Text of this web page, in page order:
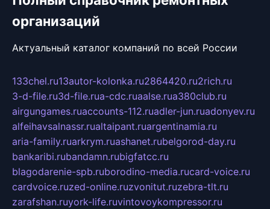
организаций
Актуальный каталог компаний по всей России
133chel.ru13autor-kolonka.ru2864420.ru2rich.ru
3-d-file.ru3d-file.rua-cdc.ruaalse.rua380club.ru
airgungames.ruaccounts-112.ruadler-jun.ruadonyev.ru
alfeihavsalnassr.rualtaipant.ruargentinamia.ru
aria-family.ruarkrym.ruashanet.rubelgorod-day.ru
bankaribi.rubandamn.rubigfatcc.ru
blagodarenie-spb.ruborodino-media.rucard-voice.ru
cardvoice.ruzed-online.ruzvonitut.ruzebra-tlt.ru
zarafshan.ruyork-life.ruvintovoykompressor.ru